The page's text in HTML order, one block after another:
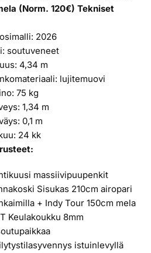
(Norm. 120€) Tekniset
2026
soutuveneet
4,34 m
lujitemuovi
75 kg
1,34 m
0,1 m
24 kk
massiivipuupenkit
Sisukas 210cm airopari
+ Indy Tour 150cm mela
Keulakoukku 8mm
istuinlevyllä